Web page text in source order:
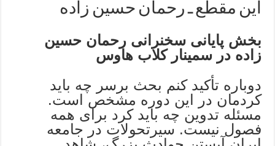
این مقطع ـ رحمان حسین زاده
بخش پایانی سخنرانی رحمان حسین
زاده در سمینار کلاب هاوس
دوباره تأکید کنم بحث برسر چه باید
کردمان در این دوره مشخص است.
مسئله تدوین چه باید کرد برای همه
فصول نیست. سیرتحولات در جامعه